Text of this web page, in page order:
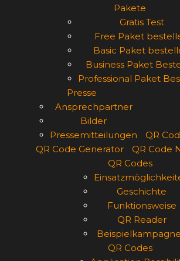
Pakete
Gratis Test
Free Paket
Basic Paket
Business Paket
Professional Paket
Presse
Ansprechpartner
Bilder
Pressemitteilungen
QR
QR Code Generator
QR Code
QR Codes
Geschichte
Funktionsweise
QR Reader
QR Codes